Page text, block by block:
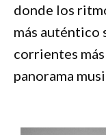
donde los
más auténtico
corrientes
panorama